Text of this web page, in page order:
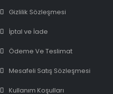
Gizlilik Sözleşmesi
İptal ve İade
Ödeme Ve Teslimat
Mesafeli Satış Sözleşmesi
Kullanım Koşulları